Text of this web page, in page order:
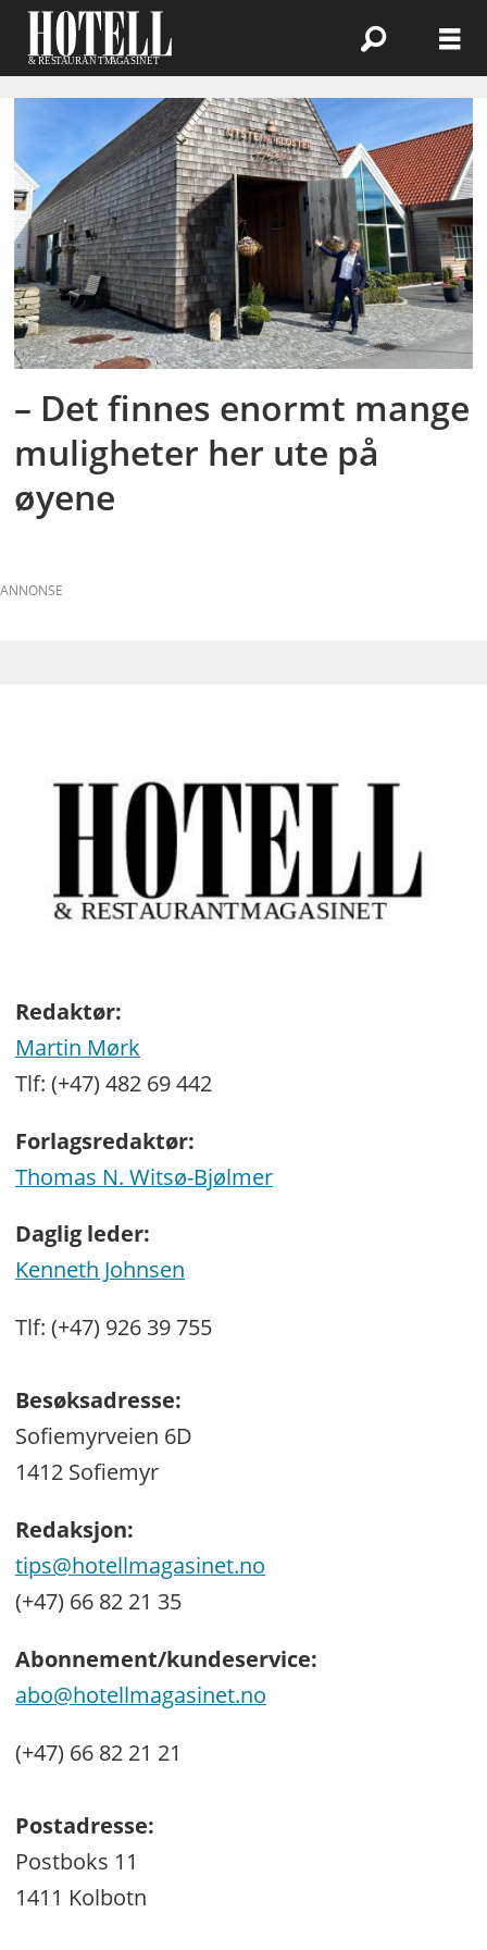
Emne:
utstein
kloster
– Det finnes enormt mange
muligheter her ute på
øyene
ANNONSE
Redaktør:
Martin Mørk
Tlf: (+47) 482 69 442
Forlagsredaktør:
Thomas N. Witsø-Bjølmer
Daglig leder:
Kenneth Johnsen
Tlf: (+47) 926 39 755
Besøksadresse:
Sofiemyrveien 6D
1412 Sofiemyr
Redaksjon:
tips@hotellmagasinet.no
(+47) 66 82 21 35
Abonnement/kundeservice:
abo@hotellmagasinet.no
(+47) 66 82 21 21
Postadresse:
Postboks 11
1411 Kolbotn